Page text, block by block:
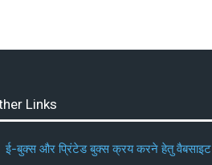
Links
ई-बुक्स और प्रिंटेड बुक्स क्रय करने हेतु वैबसाइट